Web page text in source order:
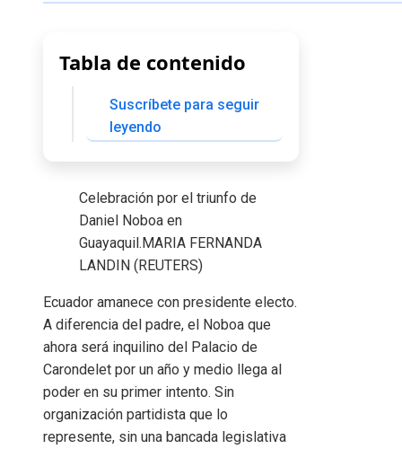
Tabla de contenido
Suscríbete para seguir
leyendo
Celebración por el triunfo de
Daniel Noboa en
Guayaquil.MARIA FERNANDA
LANDIN (REUTERS)
Ecuador amanece con presidente electo.
A diferencia del padre, el Noboa que
ahora será inquilino del Palacio de
Carondelet por un año y medio llega al
poder en su primer intento. Sin
organización partidista que lo
represente, sin una bancada legislativa